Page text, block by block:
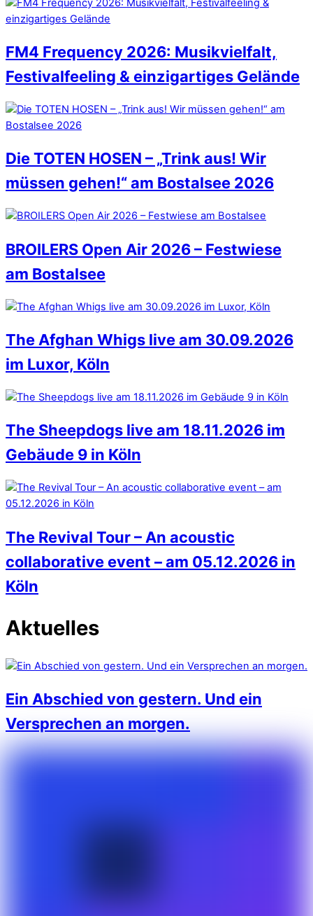
FM4 Frequency 2026: Musikvielfalt,
Festivalfeeling & einzigartiges Gelände
Die TOTEN HOSEN – „Trink aus! Wir
müssen gehen!“ am Bostalsee 2026
BROILERS Open Air 2026 – Festwiese
am Bostalsee
The Afghan Whigs live am 30.09.2026
im Luxor, Köln
The Sheepdogs live am 18.11.2026 im
Gebäude 9 in Köln
The Revival Tour – An acoustic
collaborative event – am 05.12.2026 in
Köln
Aktuelles
Ein Abschied von gestern. Und ein
Versprechen an morgen.